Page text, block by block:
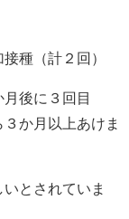
種（計２回）
後に３回目
月以上あけま
とされていま